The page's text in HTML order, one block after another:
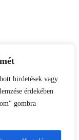
hirdetések vagy
érdekében
gombra